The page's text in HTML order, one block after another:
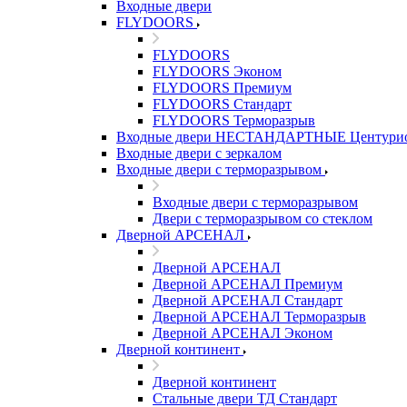
Входные двери
FLYDOORS
FLYDOORS
FLYDOORS Эконом
FLYDOORS Премиум
FLYDOORS Стандарт
FLYDOORS Терморазрыв
Входные двери НЕСТАНДАРТНЫЕ
Входные двери с зеркалом
Входные двери с терморазрывом
Входные двери с терморазрывом
Двери с терморазрывом со стеклом
Дверной АРСЕНАЛ
Дверной АРСЕНАЛ
Дверной АРСЕНАЛ Премиум
Дверной АРСЕНАЛ Стандарт
Дверной АРСЕНАЛ Терморазрыв
Дверной АРСЕНАЛ Эконом
Дверной континент
Дверной континент
Стальные двери ТД Стандарт